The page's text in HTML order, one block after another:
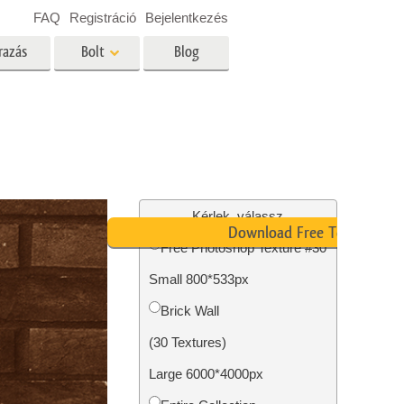
Szolgáltatások
Fotó -helyreállítási szolgáltatások
Bolt Blog
FAQ Registráció Bejelentkezés
Kérlek, válassz
Free Photoshop Texture #30
Small 800*533px
Brick Wall
(30 Textures)
Large 6000*4000px
Download Free Texture